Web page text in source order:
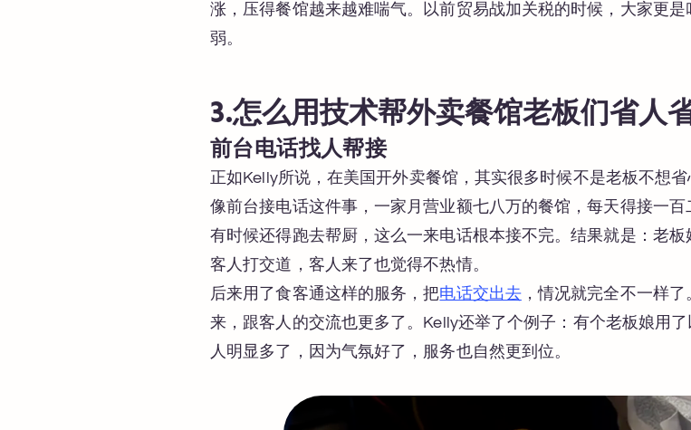
涨，压得餐馆越来越难喘气。以前贸易战加关税的时候，大家更
弱。
3.怎么用技术帮外卖餐馆老板们省人
前台电话找人帮接
正如Kelly所说，在美国开外卖餐馆，其实很多时候不是老板不想
像前台接电话这件事，一家月营业额七八万的餐馆，每天得接一
有时候还得跑去帮厨，这么一来电话根本接不完。结果就是：老
客人打交道，客人来了也觉得不热情。
后来用了食客通这样的服务，把电话交出去，情况就完全不一样
来，跟客人的交流也更多了。Kelly还举了个例子：有个老板娘用
人明显多了，因为气氛好了，服务也自然更到位。